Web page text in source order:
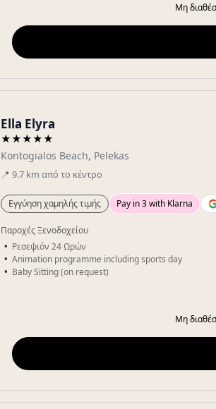
Μη
Ella Elyra
★★★★★
Kontogialos Beach, Pelekas
📍 9.7 km από το κέντρο
Εγγύηση χαμηλής τιμής Pay in 3 with Klarna
Παροχές Ξενοδοχείου
Ρεσεψιόν 24 Ωρών
Animation programme including sports day
Baby Sitting (on request)
Μη